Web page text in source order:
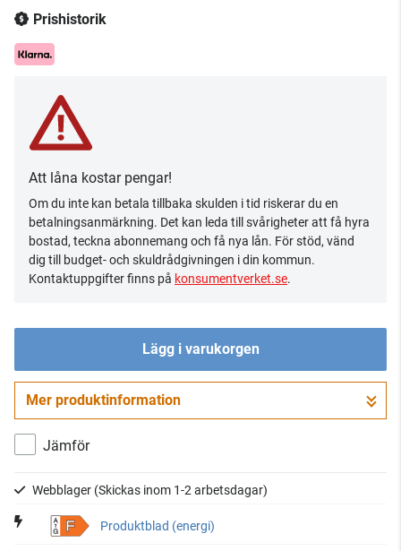
Prishistorik
Att låna kostar pengar!
Om du inte kan betala tillbaka skulden i tid riskerar du en
betalningsanmärkning. Det kan leda till svårigheter att få hyra
bostad, teckna abonnemang och få nya lån. För stöd, vänd
dig till budget- och skuldrådgivningen i din kommun.
Kontaktuppgifter finns på konsumentverket.se.
Lägg i varukorgen
Gå till kassan
Mer produktinformation
Jämför
Webblager (Skickas inom 1-2 arbetsdagar)
F Produktblad (energi)